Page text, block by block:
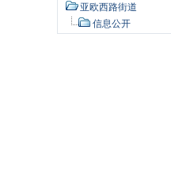
亚欧西路街道
信息公开